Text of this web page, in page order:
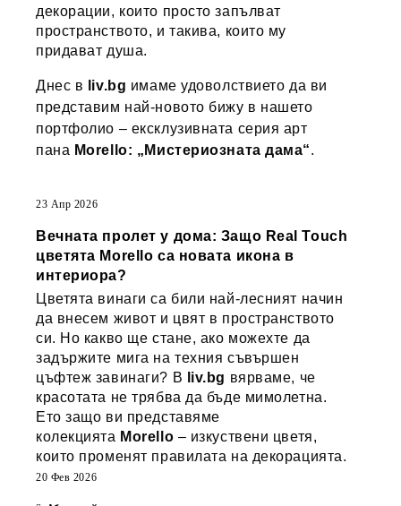
декорации, които просто запълват
пространството, и такива, които му
придават душа.
Днес в liv.bg имаме удоволствието да ви
представим най-новото бижу в нашето
портфолио – ексклузивната серия арт
пана Morello: „Мистериозната дама“.
23 Апр 2026
Вечната пролет у дома: Защо Real Touch
цветята Morello са новата икона в
интериора?
Цветята винаги са били най-лесният начин
да внесем живот и цвят в пространството
си. Но какво ще стане, ако можехте да
задържите мига на техния съвършен
цъфтеж завинаги? В
liv.bg вярваме, че
красотата не трябва да бъде мимолетна.
Ето защо ви представяме
колекцията Morello – изкуствени цветя,
които променят правилата на декорацията.
20 Фев 2026